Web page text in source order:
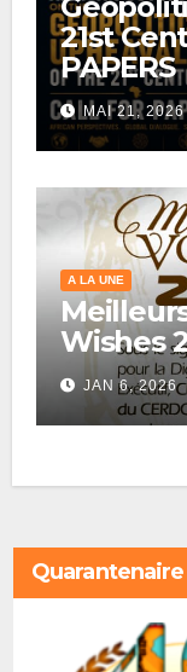
21st
PAPERS
MAI 21, 2026
A LA UNE
Wishes
JAN 6, 2026